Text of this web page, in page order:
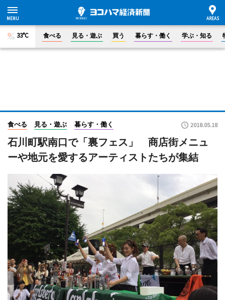
33°C 食べる 見る・遊ぶ 買う 暮らす・働く 学ぶ・知る
食べる 見る・遊ぶ 暮らす・働く 2018.05.18
石川町駅南口で「裏フェス」 商店街メニュ
ーや地元を愛するアーティストたちが集結